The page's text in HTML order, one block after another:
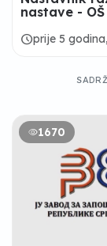
nastave - OŠ
Bijeljina
scheduleprije 5
1670